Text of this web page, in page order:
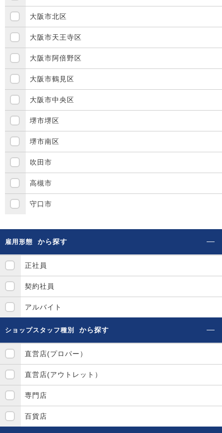
大阪市北区
大阪市天王寺区
大阪市阿倍野区
大阪市鶴見区
大阪市中央区
堺市堺区
堺市南区
吹田市
高槻市
守口市
雇用形態 から探す
正社員
契約社員
アルバイト
ショップスタッフ種別 から探す
直営店(プロパー）
直営店(アウトレット）
専門店
百貨店